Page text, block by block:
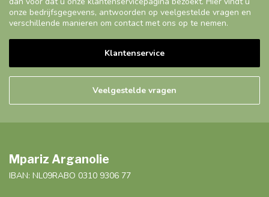
onze bedrijfsgegevens, antwoorden op veelgestelde vragen en
verschillende manieren om contact met ons op te nemen.
Klantenservice
Veelgestelde vragen
Mpariz Arganolie
IBAN: NL09RABO 0310 9306 77